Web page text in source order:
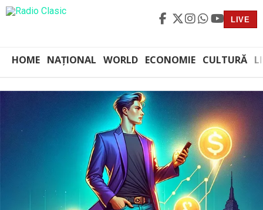
LIVE
HOME NAȚIONAL WORLD ECONOMIE CULTURĂ